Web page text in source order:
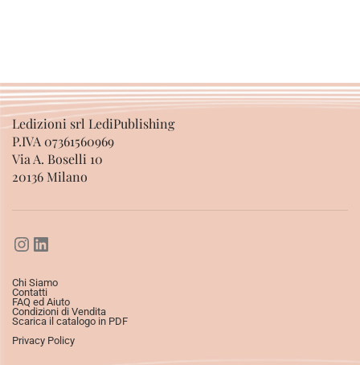
Ledizioni srl LediPublishing
P.IVA 07361560969
Via A. Boselli 10
20136 Milano
Chi Siamo
Contatti
FAQ ed Aiuto
Condizioni di Vendita
Scarica il catalogo in PDF
Privacy Policy